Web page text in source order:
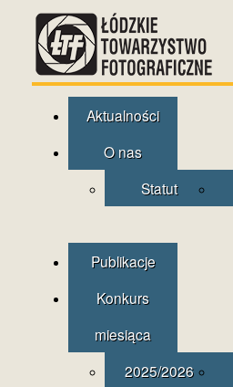
Aktualności
O nas
Statut
Publikacje
Konkurs
miesiąca
2025/2026